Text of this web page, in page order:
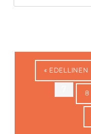
« EDELLINEN
8